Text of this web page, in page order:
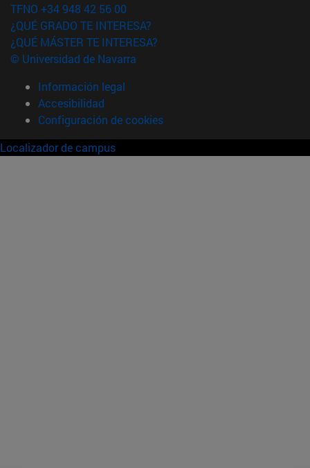
TFNO +34 948 42 56 00
¿QUÉ GRADO TE INTERESA?
¿QUÉ MÁSTER TE INTERESA?
© Universidad de Navarra
Información legal
Accesibilidad
Configuración de cookies
Localizador de campus